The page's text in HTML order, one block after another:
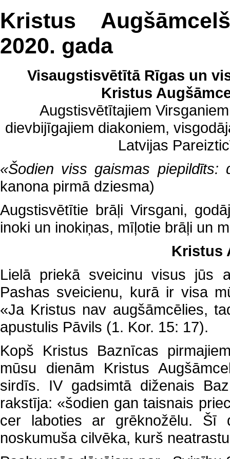
Kristus
2020. gada
Visaugstisvētītā Rīgas un
Kristus
Augstisvētītajiem
dievbijīgajiem diakoniem,
Latvijas
«Šodien viss gaismas
kanona pirmā dziesma)
Augstisvētītie brāļi Virsgani,
inoki un inokiņas, mīļotie brāļi un
Kristus
Lielā priekā sveicinu visus jūs
Pashas sveicienu, kurā ir visa
«Ja Kristus nav augšāmcēlies,
apustulis Pāvils (1. Kor. 15: 17).
Kopš Kristus Baznīcas
mūsu dienām Kristus
sirdīs. IV gadsimtā diženais
rakstīja: «šodien gan taisnais
cer laboties ar grēknožēlu. Šī
noskumuša cilvēka, kurš